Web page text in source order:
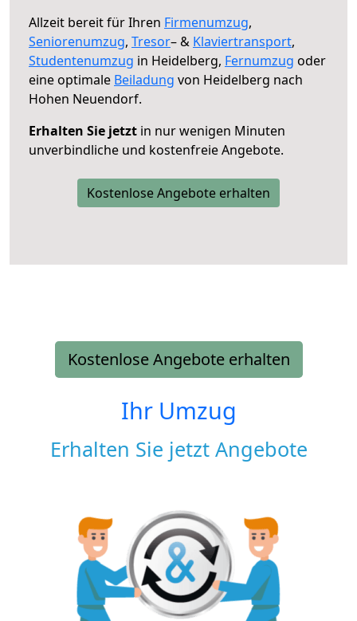
Allzeit bereit für Ihren Firmenumzug,
Seniorenumzug, Tresor– & Klaviertransport,
Studentenumzug in Heidelberg, Fernumzug oder
eine optimale Beiladung von Heidelberg nach
Hohen Neuendorf.
Erhalten Sie jetzt in nur wenigen Minuten
unverbindliche und kostenfreie Angebote.
Kostenlose Angebote erhalten
Kostenlose Angebote erhalten
Ihr Umzug
Erhalten Sie jetzt Angebote